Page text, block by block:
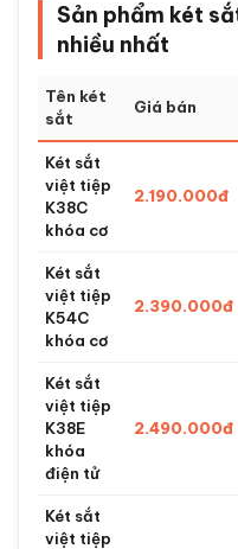
Sản phẩm két
nhiều nhất
Tên két
sắt
Giá bán
Két sắt
việt tiệp
K38C
khóa cơ
2.190.000đ
Két sắt
việt tiệp
K54C
khóa cơ
2.390.000đ
Két sắt
việt tiệp
K38E
khóa
điện tử
2.490.000đ
Két sắt
việt tiệp